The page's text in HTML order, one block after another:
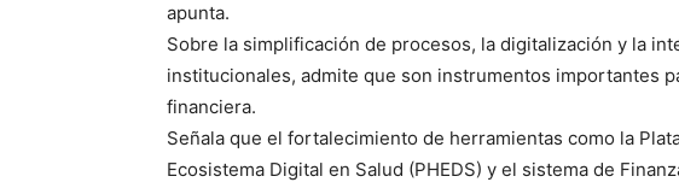
apunta.
Sobre la simplificación de procesos, la digitalización y la
institucionales, admite que son instrumentos importantes
financiera.
Señala que el fortalecimiento de herramientas como la
Ecosistema Digital en Salud (PHEDS) y el sistema de